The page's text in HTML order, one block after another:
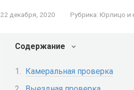
22 декабря, 2020 Рубрика: Юрлицо и
Содержание
Камеральная проверка